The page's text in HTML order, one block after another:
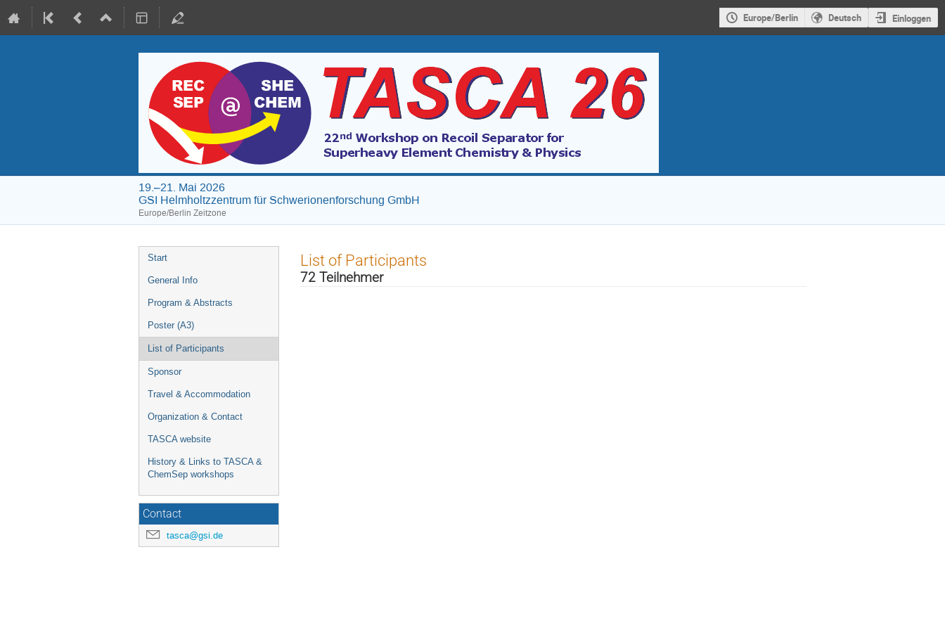
Europe/Berlin Deutsch Einloggen
19.–21. Mai 2026
GSI Helmholtzzentrum für Schwerionenforschung GmbH
Europe/Berlin Zeitzone
Veranstaltungsmenü
Start
General Info
Program & Abstracts
Poster (A3)
List of Participants
Sponsor
Travel & Accommodation
Organization & Contact
TASCA website
History & Links to TASCA &
ChemSep workshops
Contact
tasca@gsi.de
List of Participants
72 Teilnehmer